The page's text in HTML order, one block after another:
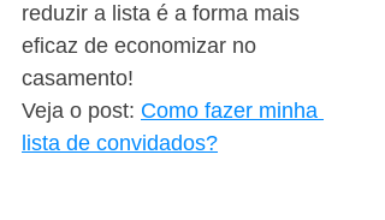
reduzir a lista é a forma mais
eficaz de economizar no
casamento!
Veja o post: Como fazer minha
lista de convidados?